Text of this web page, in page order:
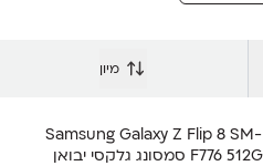
מיון
טלפון סלולרי Samsung Galaxy Z Flip 8 SM-
F776 512GB 12GB RAM סמסונג גלקסי יבואן